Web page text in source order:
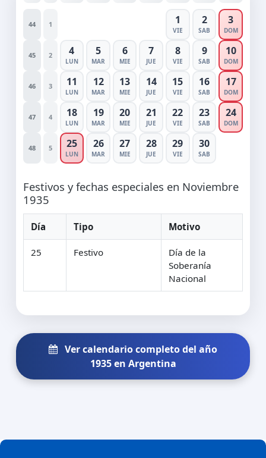
44 1 1
VIE
2
SAB
3
DOM
45 2 4
LUN
5
MAR
6
MIE
7
JUE
8
VIE
9
SAB
10
DOM
46 3 11
LUN
12
MAR
13
MIE
14
JUE
15
VIE
16
SAB
17
DOM
47 4 18
LUN
19
MAR
20
MIE
21
JUE
22
VIE
23
SAB
24
DOM
48 5 25
LUN
26
MAR
27
MIE
28
JUE
29
VIE
30
SAB
Festivos y fechas especiales en Noviembre
1935
Día Tipo Motivo
25 Festivo
Día de la
Soberanía
Nacional
Ver calendario completo del año
1935 en Argentina